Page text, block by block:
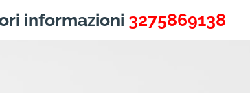
informazioni 3275869138